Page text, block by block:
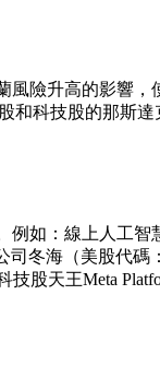
風險升高的影響，
和科技股的那斯
如：線上人工智
冬海（美股代碼
股天王Meta